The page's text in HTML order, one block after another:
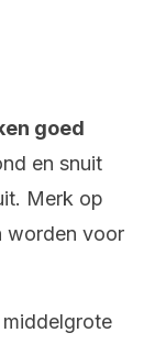
goed
en snuit
Merk op
worden voor